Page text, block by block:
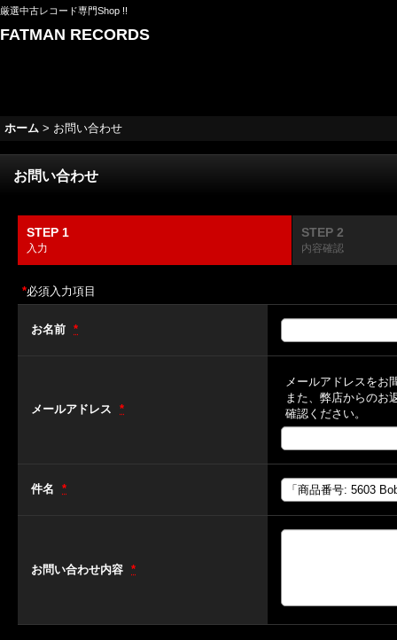
厳選中古レコード専門Shop !!
FATMAN RECORDS
ホーム > お問い合わせ
お問い合わせ
STEP 1
入力
STEP 2
内容確認
*必須入力項目
お名前 *
メールアドレス *
メールアドレスをお
また、弊店からのお
確認ください。
件名 *
お問い合わせ内容 *